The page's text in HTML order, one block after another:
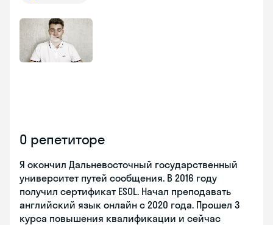
О репетиторе
Я окончил Дальневосточный государственный
университет путей сообщения. В 2016 году
получил сертификат ESOL. Начал преподавать
английский язык онлайн с 2020 года. Прошел 3
курса повышения квалификации и сейчас